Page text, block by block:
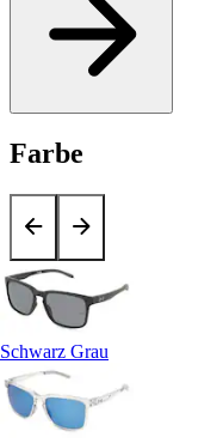
Farbe
Schwarz Grau